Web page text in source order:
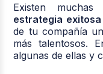
Existen
estrategia
de tu compañía
más talentosos.
algunas de ellas y